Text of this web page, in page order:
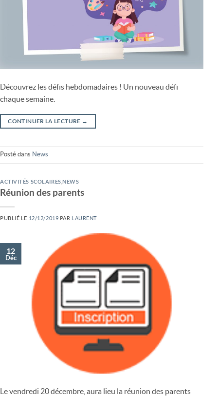
Découvrez les défis hebdomadaires ! Un nouveau défi
chaque semaine.
CONTINUER LA LECTURE →
Posté dans News
ACTIVITÉS SCOLAIRES ,NEWS
Réunion des parents
PUBLIÉ LE 12/12/2019 PAR LAURENT
12
Déc
Le vendredi 20 décembre, aura lieu la réunion des parents